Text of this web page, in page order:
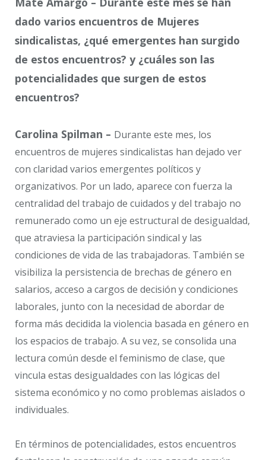
dado varios encuentros de Mujeres
sindicalistas, ¿qué emergentes han surgido
de estos encuentros? y ¿cuáles son las
potencialidades que surgen de estos
encuentros?
Carolina Spilman – Durante este mes, los
encuentros de mujeres sindicalistas han dejado ver
con claridad varios emergentes políticos y
organizativos. Por un lado, aparece con fuerza la
centralidad del trabajo de cuidados y del trabajo no
remunerado como un eje estructural de desigualdad,
que atraviesa la participación sindical y las
condiciones de vida de las trabajadoras. También se
visibiliza la persistencia de brechas de género en
salarios, acceso a cargos de decisión y condiciones
laborales, junto con la necesidad de abordar de
forma más decidida la violencia basada en género en
los espacios de trabajo. A su vez, se consolida una
lectura común desde el feminismo de clase, que
vincula estas desigualdades con las lógicas del
sistema económico y no como problemas aislados o
individuales.
En términos de potencialidades, estos encuentros